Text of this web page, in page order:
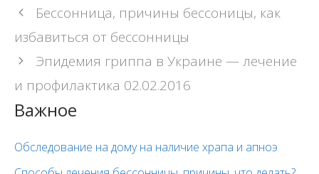
Навигация
записи
Бессонница, причины бессоницы, как
избавиться от бессонницы
Эпидемия гриппа в Украине — лечение
и профилактика 02.02.2016
Важное
Обследование на дому на наличие храпа и апноэ